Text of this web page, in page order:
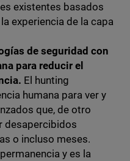
existentes basados
experiencia de la capa
de seguridad con
para reducir el
El hunting
humana para ver y
que, de otro
desapercibidos
o incluso meses.
y es la